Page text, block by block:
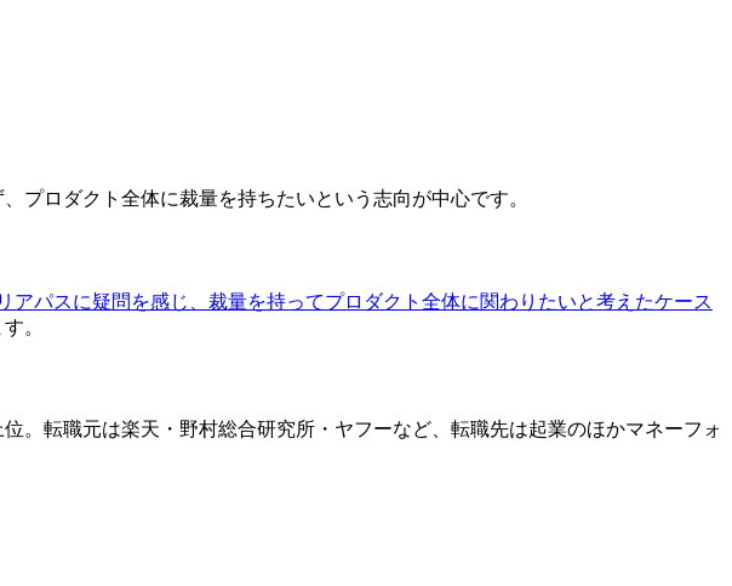
プロダクト全体に裁量を持ちたいという志向が中心です。
アパスに疑問を感じ、裁量を持ってプロダクト全体に関わりたいと考えたケース
。
。転職元は楽天・野村総合研究所・ヤフーなど、転職先は起業のほかマネーフォ